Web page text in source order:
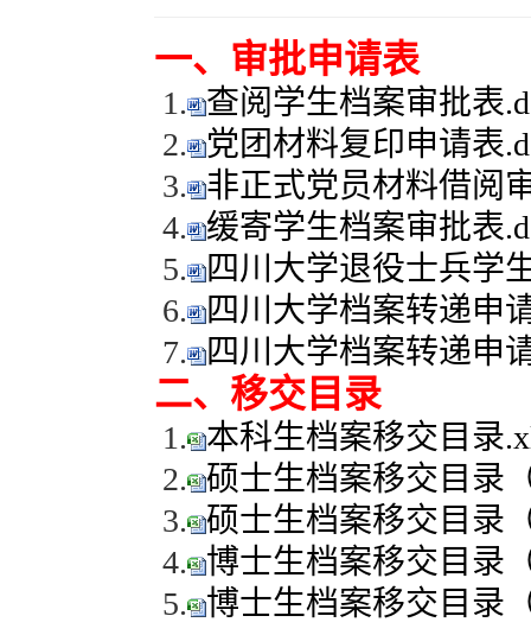
一、审批申请表
1.
查阅学生档案审批表
2.
党团材料复印申请表
3.
非正式党员材料借阅
4.
缓寄学生档案审批表
5.
四川大学退役士兵学
6.
四川大学档案转递申
7.
四川大学档案转递申
二、移交目录
1.
本科生档案移交目录
2.
硕士生档案移交目录
3.
硕士生档案移交目录
4.
博士生档案移交目录
5.
博士生档案移交目录